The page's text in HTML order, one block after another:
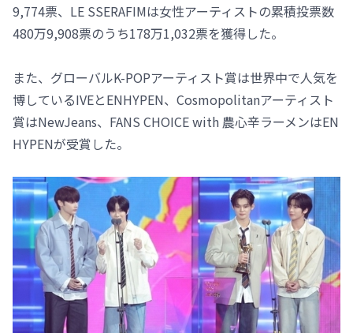
9,774票、LE SSERAFIMは女性アーティストの累積投票数
480万9,908票のうち178万1,032票を獲得した。
また、グローバルK-POPアーティスト賞は世界中で人気を
博しているIVEとENHYPEN、Cosmopolitanアーティスト
賞はNewJeans、FANS CHOICE with 農心辛ラーメンはEN
HYPENが受賞した。